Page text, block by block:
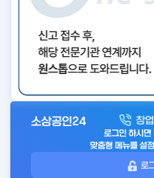
아
소상공인24 창
로그인 하시면
맞춤형 메뉴를 설
로